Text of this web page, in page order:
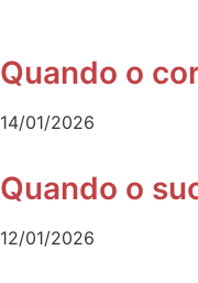
Quando o
14/01/2026
Quando o
12/01/2026